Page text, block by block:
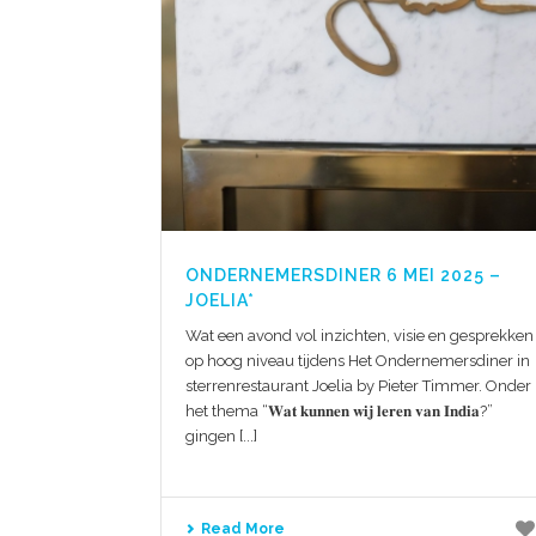
ONDERNEMERSDINER 6 MEI 2025 –
JOELIA*
Wat een avond vol inzichten, visie en gesprekken
op hoog niveau tijdens Het Ondernemersdiner in
sterrenrestaurant Joelia by Pieter Timmer. Onder
het thema “𝐖𝐚𝐭 𝐤𝐮𝐧𝐧𝐞𝐧 𝐰𝐢𝐣 𝐥𝐞𝐫𝐞𝐧 𝐯𝐚𝐧 𝐈𝐧𝐝𝐢𝐚?”
gingen [...]
Read More